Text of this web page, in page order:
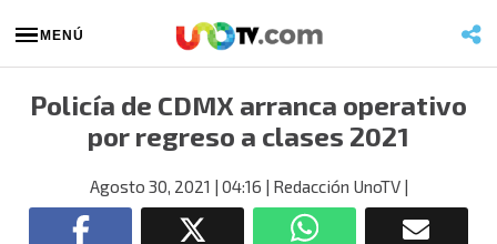
MENÚ
Policía de CDMX arranca operativo
por regreso a clases 2021
Agosto 30, 2021 | 04:16 | Redacción UnoTV|